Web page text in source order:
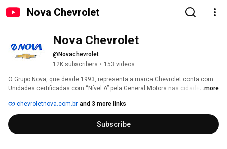
Nova Chevrolet
Nova Chevrolet
@Novachevrolet
12K subscribers • 153 videos
O Grupo Nova, que desde 1993, representa a marca Chevrolet conta com
Unidades certificadas com “Nível A” pela General Motors nas cidades de
loja virtual: www.lojachevroletnova.com.br e acesse nosso site:
www.chevroletnova.com.br
...more
chevroletnova.com.br and 3 more links
Subscribe